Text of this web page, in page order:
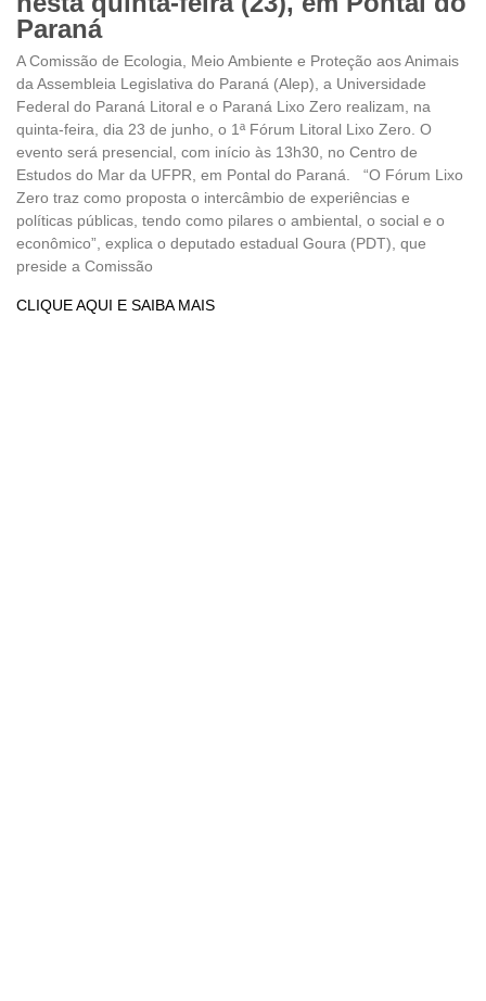
Paraná
A Comissão de Ecologia, Meio Ambiente e Proteção aos Animais
da Assembleia Legislativa do Paraná (Alep), a Universidade
Federal do Paraná Litoral e o Paraná Lixo Zero realizam, na
quinta-feira, dia 23 de junho, o 1ª Fórum Litoral Lixo Zero. O
evento será presencial, com início às 13h30, no Centro de
Estudos do Mar da UFPR, em Pontal do Paraná. “O Fórum Lixo
Zero traz como proposta o intercâmbio de experiências e
políticas públicas, tendo como pilares o ambiental, o social e o
econômico”, explica o deputado estadual Goura (PDT), que
preside a Comissão
CLIQUE AQUI E SAIBA MAIS